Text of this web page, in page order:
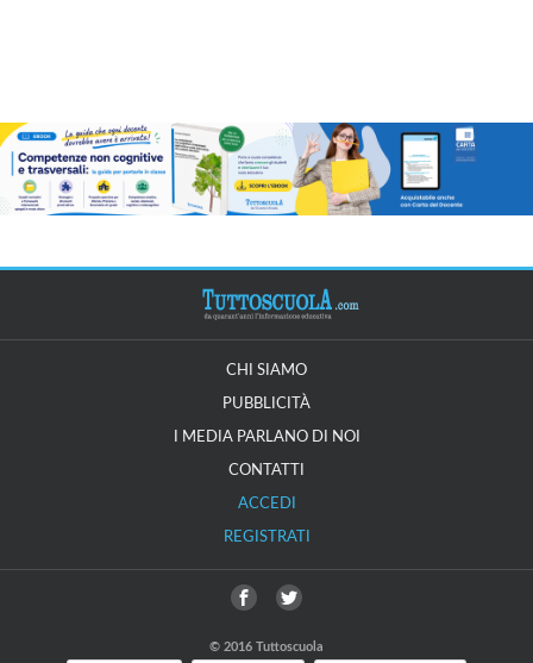
CHI SIAMO
PUBBLICITÀ
I MEDIA PARLANO DI NOI
CONTATTI
ACCEDI
REGISTRATI
© 2016 Tuttoscuola